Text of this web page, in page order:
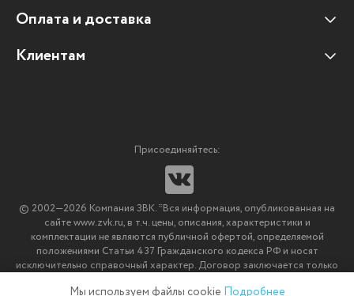
Наши клиенты
Отзывы клиентов
Оплата и доставка
Оплата и доставка
Клиентам
Мультимедийное оборудование
Импортозамещение ПО
© 2002—2026 Компания ЗВК. *Вся информация, опубликованная на
сайте www.zvk.ru, в т.ч. цены, описания, характеристики и
комплектации не являются публичной офертой, определяемой
положениями Статьи 437 Гражданского кодекса РФ и носят
исключительно справочный характер. Договор заключается только
Присоединяйтесь:
Мы используем файлы cookie Подробнее